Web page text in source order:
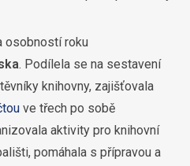
osobností roku
. Podílela se na sestavení
knihovny, zajišťovala
ve třech po sobě
aktivity pro knihovní
pomáhala s přípravou a